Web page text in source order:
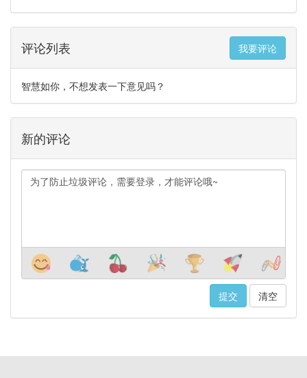
评论列表 我要评论
智慧如你，不想发表一下意见吗？
新的评论
清空